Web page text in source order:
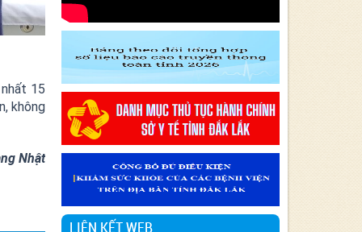
15
không
Nhật
2024 - Lĩnh vực Y tế
Văn bản 24/KH-SYT về việc thực hiện
Chương trình hành động thực hiện Nghị
quyết số 01/NQ-CP ngày 05/01/2024 của
Chính phủ về nhiệm vụ, giải pháp chủ yếu
thực hiện Kế hoạch phát triển kinh tế - xã
hội và Dự toán ngân sách nhà nước năm
2024 - Lĩnh vực Y tế
Văn bản 24/KH-SYT về việc thực hiện
Chương trình hành động thực hiện Nghị
quyết số 01/NQ-CP ngày 05/01/2024 của
thực hiện Kế hoạch phát triển kinh tế - xã
LIÊN KẾT WEB